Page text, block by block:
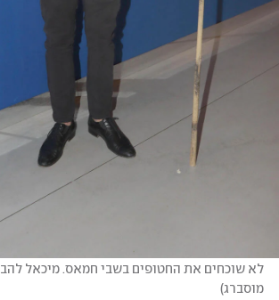
לא שוכחים את החטופים בשבי חמאס. מיכאל להב
מוסברג)